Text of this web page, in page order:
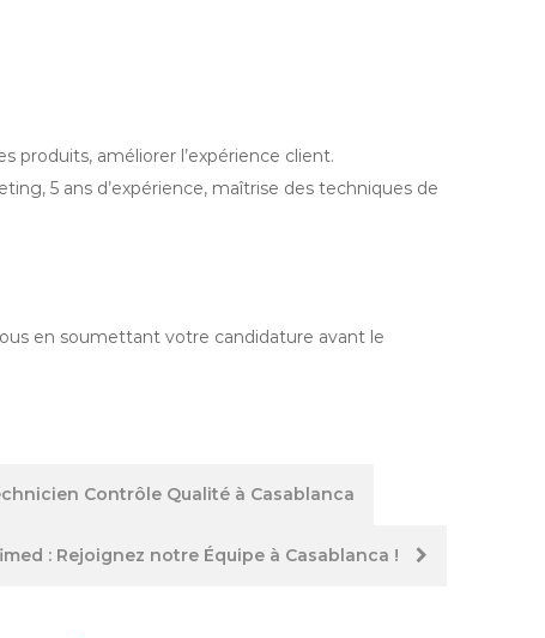
produits, améliorer l’expérience client.
5 ans d’expérience, maîtrise des techniques de
en soumettant votre candidature avant le
Contrôle Qualité à Casablanca
: Rejoignez notre Équipe à Casablanca !